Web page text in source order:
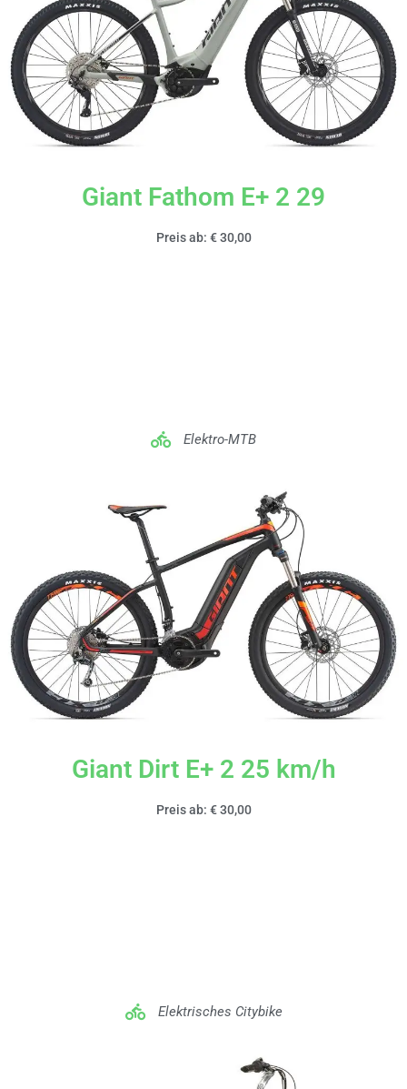
Giant Fathom E+ 2 29
Preis ab: € 30,00
Elektro-MTB
Giant Dirt E+ 2 25 km/h
Preis ab: € 30,00
Elektrisches Citybike